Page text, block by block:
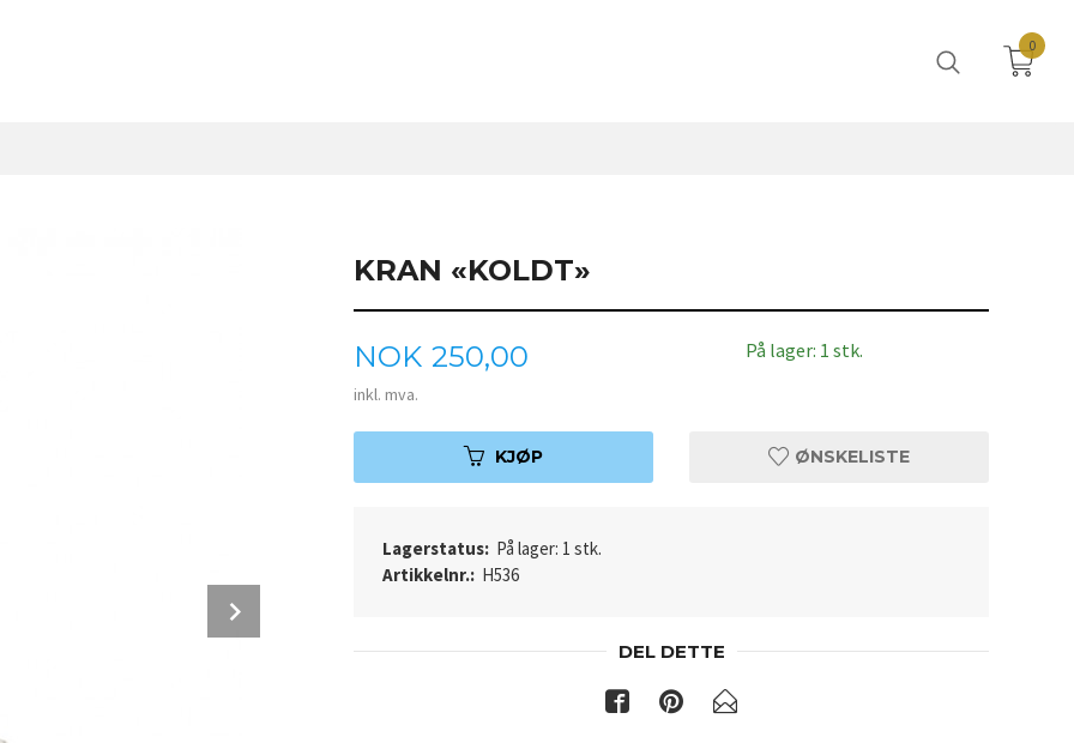
0
KRAN «KOLDT»
Pris
NOK 250,00
inkl. mva.
På lager: 1 stk.
KJØP ØNSKELISTE
Lagerstatus: På lager: 1 stk.
Artikkelnr.: H536
DEL DETTE